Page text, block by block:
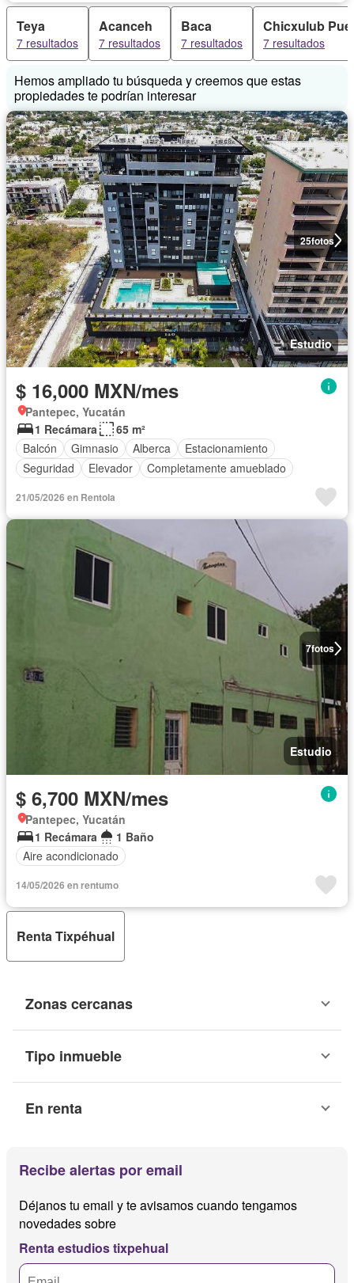
Recámara con closet
Caseta de vigilancia
Zonas verdes
Wifi
Completamente amueblado
Teya
7 resultados
Acanceh
7 resultados
Baca
7 resultados
Chicxulub
7 resultados
Hemos ampliado tu búsqueda y creemos que estas
propiedades te podrían interesar
25fotos
Estudio
$ 16,000 MXN/mes
Pantepec, Yucatán
1 Recámara
65 m²
Balcón
Gimnasio Alberca
Estacionamiento
Seguridad
Elevador Completamente amueblado
21/05/2026 en Rentola
7fotos
Estudio
$ 6,700 MXN/mes
Pantepec, Yucatán
1 Recámara
1 Baño
Aire acondicionado
14/05/2026 en rentumo
Renta Tixpéhual
Zonas cercanas
Tipo inmueble
En renta
Recibe alertas por email
Déjanos tu email y te avisamos cuando tengamos
novedades sobre
Renta estudios tixpehual